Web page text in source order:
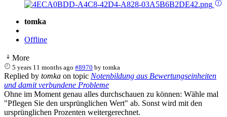
tomka
Offline
More
5 years 11 months ago #8970 bytomka
Replied by tomka on topic Notenbildung aus Bewertungseinheiten
und damit verbundene Probleme
Ohne im Moment genau alles durchschauen zu können: Wähle mal
"Pflegen Sie den ursprünglichen Wert" ab. Sonst wird mit den
ursprünglichen Prozenten weitergerechnet.